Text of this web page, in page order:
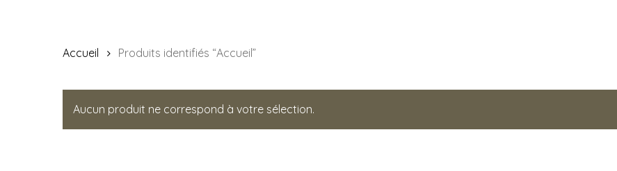
Accueil Produits identifiés “Accueil”
Aucun produit ne correspond à votre sélection.